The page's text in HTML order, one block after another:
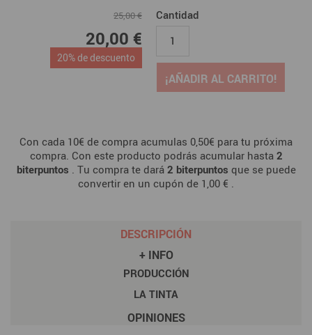
25,00 €
20,00 €
20% de descuento
Cantidad
¡AÑADIR AL CARRITO!
Con cada 10€ de compra acumulas 0,50€ para tu próxima
compra. Con este producto podrás acumular hasta 2
biterpuntos . Tu compra te dará 2 biterpuntos que se puede
convertir en un cupón de 1,00 €
DESCRIPCIÓN
+ INFO
PRODUCCIÓN
LA TINTA
OPINIONES